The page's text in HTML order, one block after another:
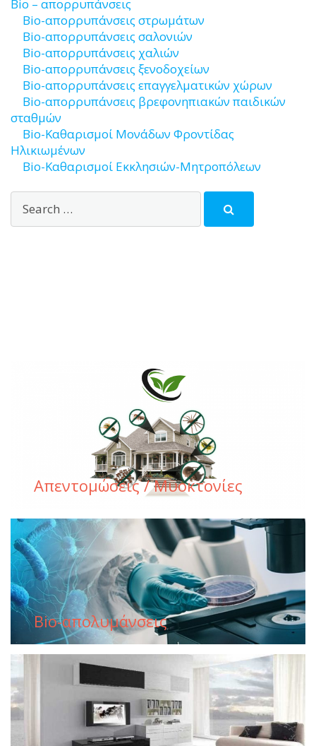
Bio – απορρυπάνσεις
Bio-απορρυπάνσεις στρωμάτων
Bio-απορρυπάνσεις σαλονιών
Bio-απορρυπάνσεις χαλιών
Bio-απορρυπάνσεις ξενοδοχείων
Bio-απορρυπάνσεις επαγγελματικών χώρων
Bio-απορρυπάνσεις βρεφονηπιακών παιδικών
σταθμών
Bio-Καθαρισμοί Μονάδων Φροντίδας
Ηλικιωμένων
Bio-Καθαρισμοί Εκκλησιών-Μητροπόλεων